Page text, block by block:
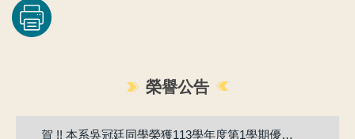
榮譽公告
【新生組群】機械系115學年度入學新生群組。
賀 !! 本系吳冠廷同學榮獲113學年度第1學期優良教學助理